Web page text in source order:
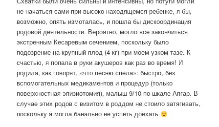
не начаться сами при высоко находящемся ребенке, я бы,
возможно, опять измоталась, и пошла бы дискоординация
родовой деятельности. Вероятно, могло все закончиться
экстренным Кесаревым сечением, поскольку было
подозрение на крупный плод (4 кг) при моем узком тазе. К
счастью, я попала в руки акушеров как раз во время! И
родила, как говорят, «что песню спела»: быстро, без
вспомогательных медикаментов и процедур (только
поверхностная эпизиотомия), малыш 9/10 по шкале Апгар. В
случае этих родов с визитом в роддом не стоило затягивать,
поскольку я могла банально не успеть доехать